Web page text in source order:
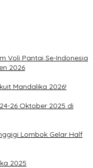
Voli Pantai Se-Indonesia
2026
Mandalika 2026!
26 Oktober 2025 di
Lombok Gelar Half
2025